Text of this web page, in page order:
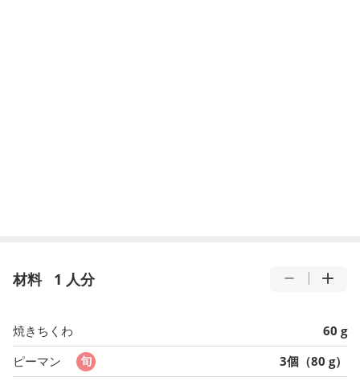
材料 1 人分
焼きちくわ
60 g
ピーマン
3個（80 g）